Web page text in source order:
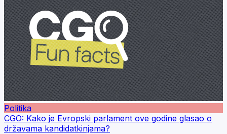
Politika
CGO: Kako je Evropski parlament ove godine glasao o
državama kandidatkinjama?